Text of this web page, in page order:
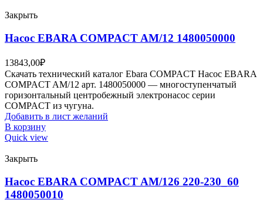
Закрыть
Насос EBARA COMPACT AM/12 1480050000
13843,00₽
Скачать технический каталог Ebara COMPACT Насос EBARA
COMPACT AM/12 арт. 1480050000 — многоступенчатый
горизонтальный центробежный электронасос серии
COMPACT из чугуна.
Добавить в лист желаний
В корзину
Quick view
Закрыть
Насос EBARA COMPACT AM/126 220-230_60
1480050010